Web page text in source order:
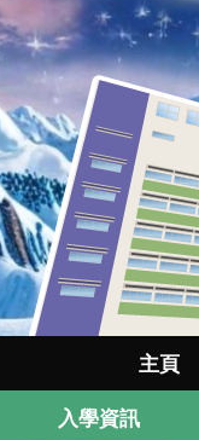
主頁
入學資訊